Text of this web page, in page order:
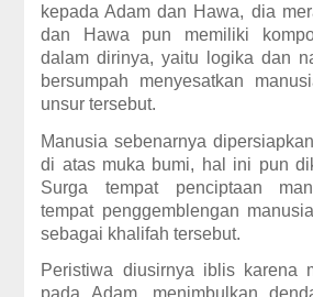
kepada Adam dan Hawa, dia
dan Hawa pun memiliki
dalam dirinya, yaitu logika dan
bersumpah menyesatkan
unsur tersebut.
Manusia sebenarnya
di atas muka bumi, hal ini pun
Surga tempat penciptaan
tempat penggemblengan
sebagai khalifah tersebut.
Peristiwa diusirnya iblis karena